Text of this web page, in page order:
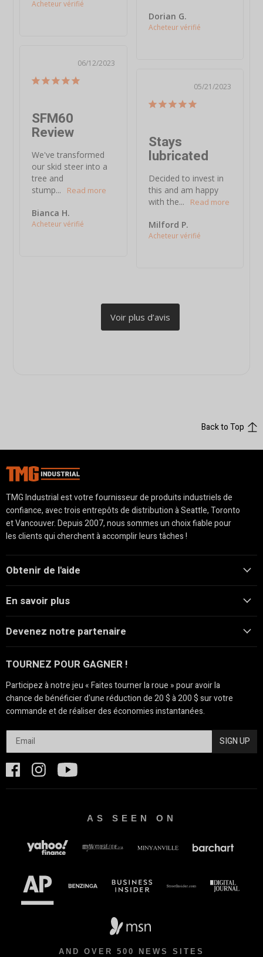
Dorian G.
06/12/2023
SFM60
Review
We've transformed
our skid steer into a
tree and
stump...
Bianca H.
05/21/2023
Stays
lubricated
Decided to invest in
this and am happy
with the...
Milford P.
Back to Top
TMG Industrial est votre fournisseur de produits industriels de
confiance, avec trois entrepôts de distribution à Seattle, Toronto
et Vancouver. Depuis 2007, nous sommes un choix fiable pour
les clients qui cherchent à accomplir leurs tâches !
Obtenir de l'aide
En savoir plus
Devenez notre partenaire
TOURNEZ POUR GAGNER !
Participez à notre jeu « Faites tourner la roue » pour avoir la
chance de bénéficier d'une réduction de 20 $ à 200 $ sur votre
commande et de réaliser des économies instantanées.
SIGN UP
AS SEEN ON
AND OVER 500 NEWS SITES